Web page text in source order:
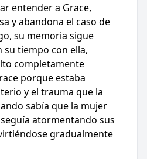
entender a Grace,
y abandona el caso de
su memoria sigue
tiempo con ella,
completamente
porque estaba
y el trauma que la
sabía que la mujer
atormentando sus
gradualmente